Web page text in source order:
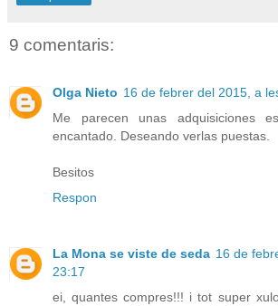
9 comentaris:
Olga Nieto 16 de febrer del 2015, a
Me parecen unas adquisiciones
encantado. Deseando verlas puestas.
Besitos
Respon
La Mona se viste de seda 16 de
23:17
ei, quantes compres!!! i tot super